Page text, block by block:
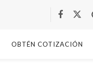
OBTÉN COTIZACIÓN